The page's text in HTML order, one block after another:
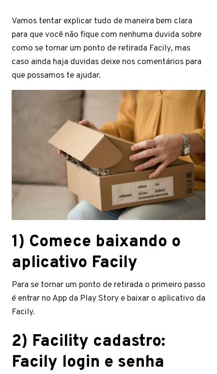
Vamos tentar explicar tudo de maneira bem clara
para que você não fique com nenhuma duvida sobre
como se tornar um ponto de retirada Facily, mas
caso ainda haja duvidas deixe nos comentários para
que possamos te ajudar.
1) Comece baixando o
aplicativo Facily
Para se tornar um ponto de retirada o primeiro passo
é entrar no App da Play Story e baixar o aplicativo da
Facily.
2) Facility cadastro:
Facily login e senha